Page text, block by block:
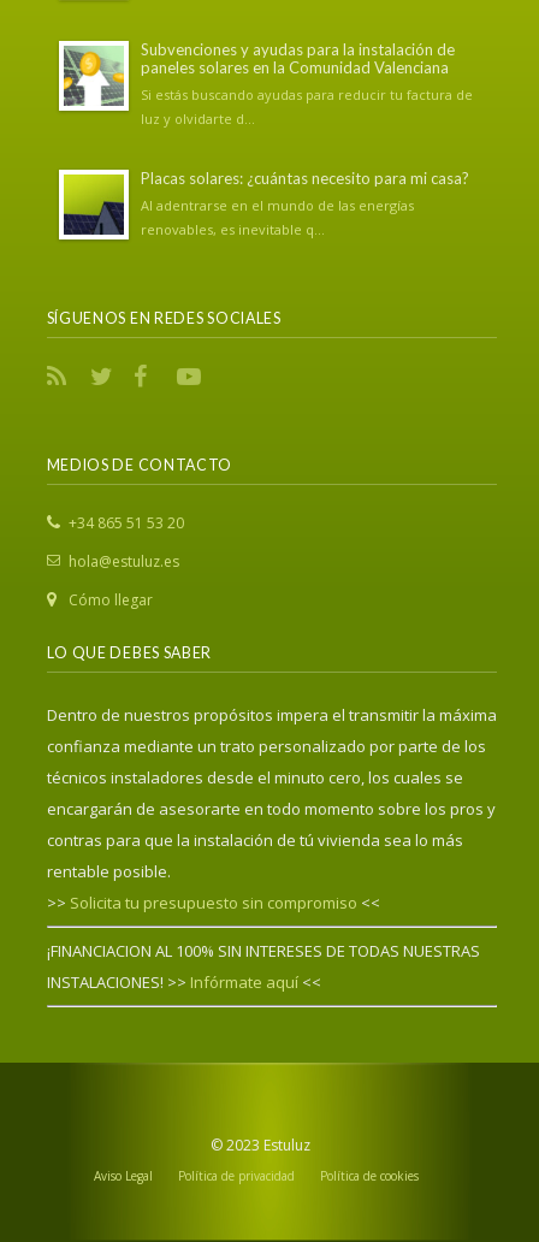
Subvenciones y ayudas para la instalación de
paneles solares en la Comunidad Valenciana
Si estás buscando ayudas para reducir tu factura de
luz y olvidarte d...
Placas solares: ¿cuántas necesito para mi casa?
Al adentrarse en el mundo de las energías
renovables, es inevitable q...
SÍGUENOS EN REDES SOCIALES
MEDIOS DE CONTACTO
‎+34 865 51 53 20
hola@estuluz.es
Cómo llegar
LO QUE DEBES SABER
Dentro de nuestros propósitos impera el transmitir la máxima
confianza mediante un trato personalizado por parte de los
técnicos instaladores desde el minuto cero, los cuales se
encargarán de asesorarte en todo momento sobre los pros y
contras para que la instalación de tú vivienda sea lo más
rentable posible.
>> Solicita tu presupuesto sin compromiso <<
¡FINANCIACION AL 100% SIN INTERESES DE TODAS NUESTRAS
INSTALACIONES! >> Infórmate aquí<<
© 2023 Estuluz
Aviso Legal Política de privacidad Política de cookies